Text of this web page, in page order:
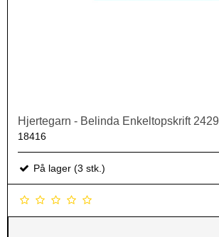
Hjertegarn - Belinda Enkeltopskrift 2429
18416
På lager (3 stk.)